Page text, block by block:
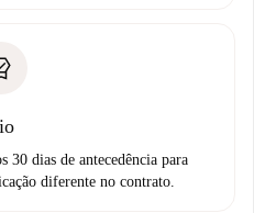
30 dias de antecedência para
diferente no contrato.